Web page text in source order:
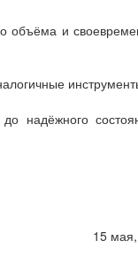
объёма и
до надёжного
15